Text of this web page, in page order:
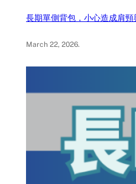
長期單側背包，小心造成肩
March 22, 2026.